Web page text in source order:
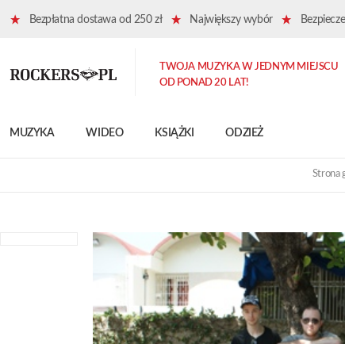
Bezpłatna dostawa od 250 zł Największy wybór
MUZYKA WIDEO KSIĄŻKI ODZIEŻ
TWOJA MUZYKA W JEDNYM MIEJSCU
OD PONAD 20 LAT!
Strona